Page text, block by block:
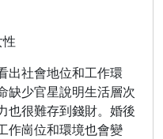
出社會地位和工作環
缺少官星說明生活層次
也很難存到錢財。婚後
作崗位和環境也會變